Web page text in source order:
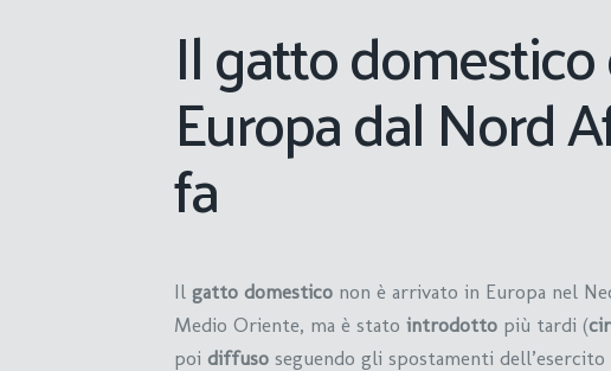
Il gatto
Europa dal Nord
fa
Il gatto domestico non è arrivato in Europa nel
Medio Oriente, ma è stato introdotto più tardi (
poi diffuso seguendo gli spostamenti